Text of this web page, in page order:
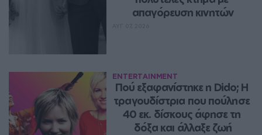
απαγόρευση κινητών
ENTERTAINMENT
Πού εξαφανίστηκε η Dido; Η
τραγουδίστρια που πούλησε
40 εκ. δίσκους άφησε τη
δόξα και άλλαξε ζωή